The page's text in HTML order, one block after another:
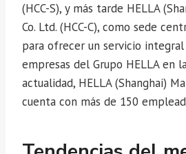
(HCC-S), y más tarde HELLA
Co. Ltd. (HCC-C), como sede
para ofrecer un servicio
empresas del Grupo HELLA en
actualidad, HELLA (Shanghai)
cuenta con más de 150